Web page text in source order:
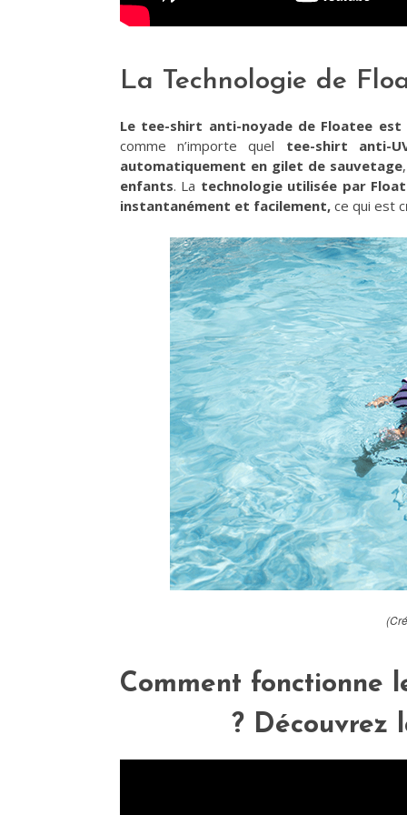
La Technologie de
Le tee-shirt anti-noyade de Floatee
comme n’importe quel tee-shirt anti-
automatiquement en gilet de sauvetage
enfants. La technologie utilisée par
instantanément et facilement, ce qui est c
Comment fonctionne
? Découvrez